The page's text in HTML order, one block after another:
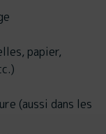
papier,
(aussi dans les